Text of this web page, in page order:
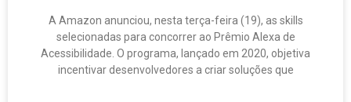
A Amazon anunciou, nesta terça-feira (19), as skills
selecionadas para concorrer ao Prêmio Alexa de
Acessibilidade. O programa, lançado em 2020, objetiva
incentivar desenvolvedores a criar soluções que